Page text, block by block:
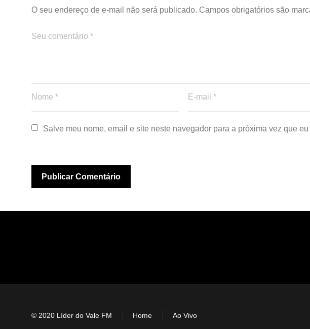
O seu endereço de e-mail não será publicado. Campos obrigatórios são
Salve meu nome, email e site neste navegador para a próxima vez que eu
© 2020 Líder do Vale FM Home Ao Vivo